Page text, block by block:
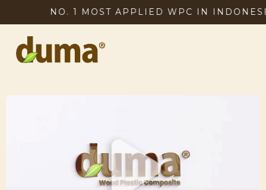
NO. 1 MOST APPLIED WPC IN INDONESIA,